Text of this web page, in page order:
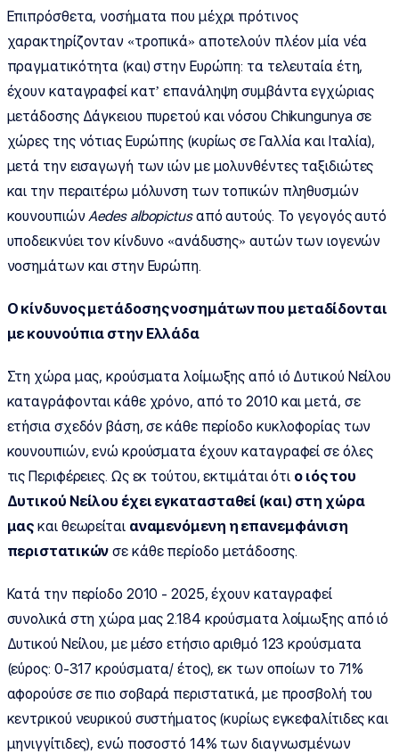
Επιπρόσθετα, νοσήματα που μέχρι πρότινος
χαρακτηρίζονταν «τροπικά» αποτελούν πλέον μία νέα
πραγματικότητα (και) στην Ευρώπη: τα τελευταία έτη,
έχουν καταγραφεί κατ’ επανάληψη συμβάντα εγχώριας
μετάδοσης Δάγκειου πυρετού και νόσου Chikungunya σε
χώρες της νότιας Ευρώπης (κυρίως σε Γαλλία και Ιταλία),
μετά την εισαγωγή των ιών με μολυνθέντες ταξιδιώτες
και την περαιτέρω μόλυνση των τοπικών πληθυσμών
κουνουπιώνAedes albopictusαπό αυτούς. Το γεγογός αυτό
υποδεικνύει τον κίνδυνο «ανάδυσης» αυτών των ιογενών
νοσημάτων και στην Ευρώπη.
Ο κίνδυνος μετάδοσης νοσημάτων που μεταδίδονται
με κουνούπια στην Ελλάδα
Στη χώρα μας, κρούσματα λοίμωξης από ιό Δυτικού Νείλου
καταγράφονται κάθε χρόνο, από το 2010 και μετά, σε
ετήσια σχεδόν βάση, σε κάθε περίοδο κυκλοφορίας των
κουνουπιών, ενώ κρούσματα έχουν καταγραφεί σε όλες
τις Περιφέρειες. Ως εκ τούτου, εκτιμάται ότι ο ιός του
Δυτικού Νείλου έχει εγκατασταθεί (και) στη χώρα
μας και θεωρείται αναμενόμενη η επανεμφάνιση
περιστατικών σε κάθε περίοδο μετάδοσης.
Κατά την περίοδο 2010 - 2025, έχουν καταγραφεί
συνολικά στη χώρα μας 2.184 κρούσματα λοίμωξης από ιό
Δυτικού Νείλου, με μέσο ετήσιο αριθμό 123 κρούσματα
(εύρος: 0-317 κρούσματα/ έτος), εκ των οποίων το 71%
αφορούσε σε πιο σοβαρά περιστατικά, με προσβολή του
κεντρικού νευρικού συστήματος (κυρίως εγκεφαλίτιδες και
μηνιγγίτιδες), ενώ ποσοστό 14% των διαγνωσμένων